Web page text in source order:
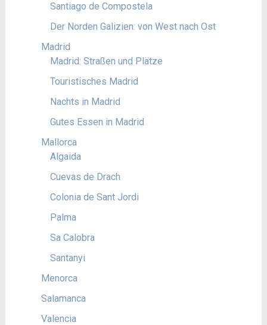
Santiago de Compostela
Der Norden Galizien: von West nach Ost
Madrid
Madrid: Straßen und Plätze
Touristisches Madrid
Nachts in Madrid
Gutes Essen in Madrid
Mallorca
Algaida
Cuevas de Drach
Colonia de Sant Jordi
Palma
Sa Calobra
Santanyi
Menorca
Salamanca
Valencia